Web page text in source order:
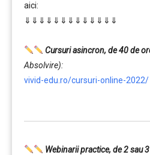
aici:
⇓⇓⇓⇓⇓⇓⇓⇓⇓⇓⇓⇓⇓
Cursuri asincron, de 40 de
Absolvire):
vivid-edu.ro/cursuri-online-2022/
Webinarii practice, de 2 sau